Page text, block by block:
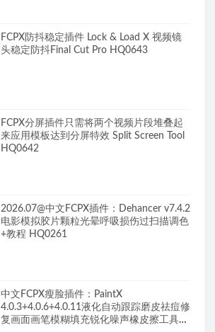
FCPX防抖稳定插件 Lock & Load X 视频镜
头稳定防抖Final Cut Pro HQ0643
FCPX分屏插件只需将两个视频片段堆叠起
来应用模板达到分屏特效 Split Screen Tool
HQ0642
2026.07@中文FCPX插件：Dehancer v7.4.2
电影模拟胶片颗粒光晕呼吸损伤过扫描调色
+教程 HQ0261
中文FCPX瘦脸插件：PaintX
4.0.3+4.0.6+4.0.11液化自动跟踪磨皮祛痘修
复画面画笔模糊填充锐化噪声橡皮擦工具